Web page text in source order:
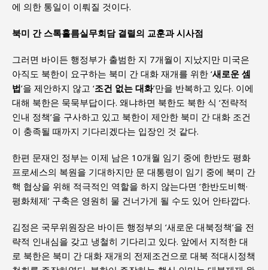
에 의한 통일이 이뤄질 것이다.
북미 간 스톡홀름실무회담 결렬의 교훈과 시사점
그러면 바이든 행정부가 출범한 지 7개월이 지났지만 미국은
아직도 북한이 요구하는 북미 간 대화 재개를 위한 ‘새로운 셈
법’을 제안하지 않고 ‘조건 없는 대화’만을 반복하고 있다. 이에
대해 북한은 묵묵부답이다. 왜냐하면 북한도 북한 식 ‘전략적
인내 정책’을 구사하고 있고 북한이 제안한 북미 간 대화 조건
이 충족될 때까지 기다리겠다는 입장인 것 같다.
한편 문재인 정부는 이제 남은 10개월 임기 중에 한반도 평화
프로세스의 복원을 기대하지만 문 대통령이 임기 중에 북미 간
핵 협상을 위해 적극적인 역할을 하지 않는다면 ‘한반도비핵·
평화체제’ 구축은 영원히 물 건너가게 될 수도 있어 안타깝다.
김정은 국무위원장은 바이든 행정부의 ‘새로운 대북정책’을 전
략적 인내심을 갖고 냉철히 기다리고 있다. 앞에서 지적한 대
로 북한은 북미 간 대화 재개의 전제조건으로 대북 적대시정책